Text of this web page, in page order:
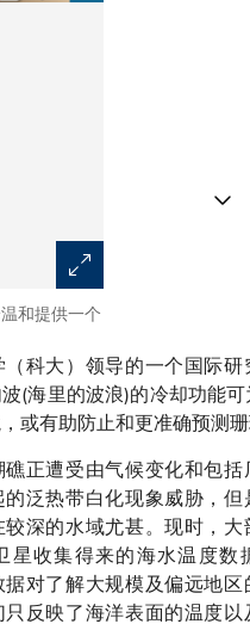
和提供一个
珊瑚礁附近的水
科大）领导的一个国际研
(海里的波浪)的冷却功能
或有助防止和更准确预测珊
正遭受由气候变化和包括
泛热带白化现象威胁，但
深的水域尤甚。现时，大
星收集得来的海水温度数
对了解大规模及偏远地区
反映了海洋表面的温度以